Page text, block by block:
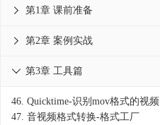
第1章 课前准备

第2章 案例实战

第3章 工具篇

46. Quicktime-识别mov格式的视频
47. 音视频格式转换-格式工厂